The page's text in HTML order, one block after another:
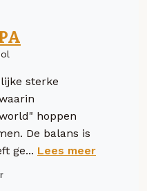
sterke
hoppen
De balans is
ge... Lees meer